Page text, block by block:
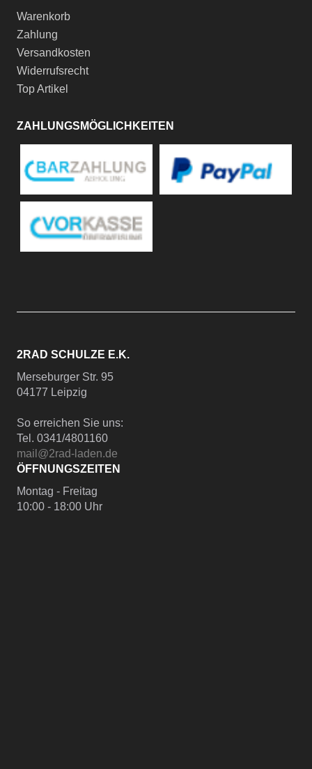
Warenkorb
Zahlung
Versandkosten
Widerrufsrecht
Top Artikel
ZAHLUNGSMÖGLICHKEITEN
2RAD SCHULZE E.K.
Merseburger Str. 95
04177 Leipzig
So erreichen Sie uns:
Tel. 0341/4801160
mail@2rad-laden.de
ÖFFNUNGSZEITEN
Montag - Freitag
10:00 - 18:00 Uhr